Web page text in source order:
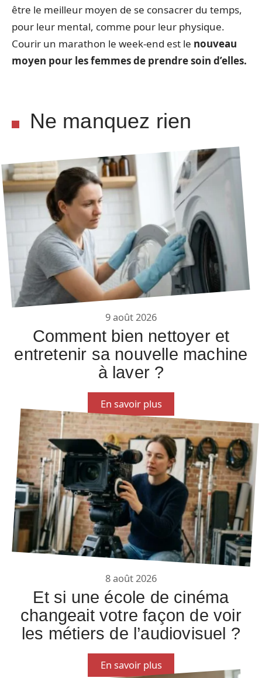
être le meilleur moyen de se consacrer du temps,
pour leur mental, comme pour leur physique.
Courir un marathon le week-end est le nouveau
moyen pour les femmes de prendre soin d’elles.
Ne manquez rien
9 août 2026
Comment bien nettoyer et
entretenir sa nouvelle machine
à laver ?
En savoir plus
8 août 2026
Et si une école de cinéma
changeait votre façon de voir
les métiers de l’audiovisuel ?
En savoir plus